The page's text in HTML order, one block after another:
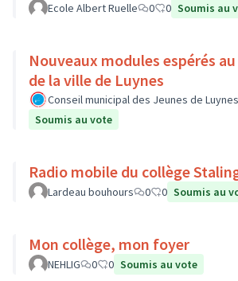
Ecole Albert Ruelle 0 0 Soumis au
Nouveaux modules espérés
de la ville de Luynes
Conseil municipal des Jeunes de Luynes
Soumis au vote
Radio mobile du collège
Lardeau bouhours 0 0 Soumis au
Mon collège, mon foyer
NEHLIG 0 0 Soumis au vote